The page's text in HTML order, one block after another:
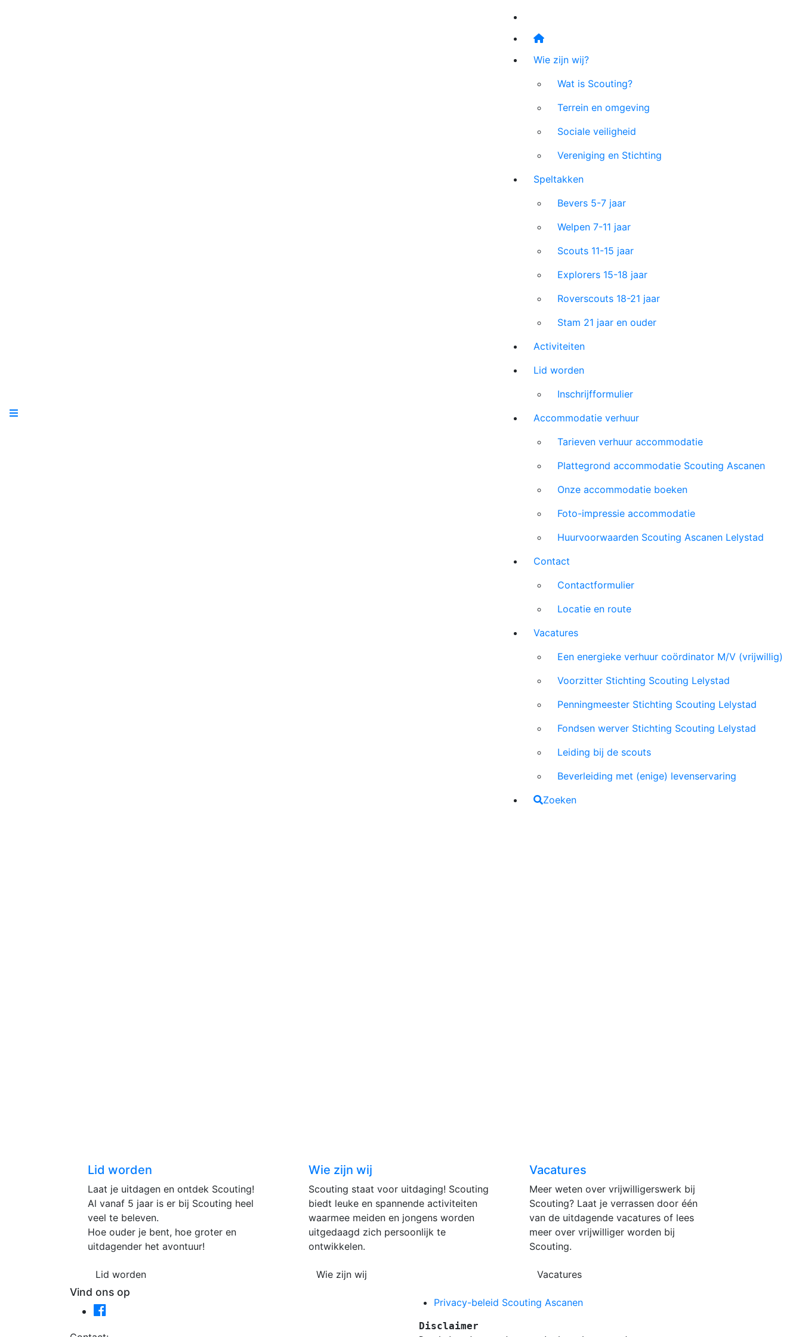
Wie zijn wij?
Wat is Scouting?
Terrein en omgeving
Sociale veiligheid
Vereniging en Stichting
Speltakken
Bevers 5-7 jaar
Welpen 7-11 jaar
Scouts 11-15 jaar
Explorers 15-18 jaar
Roverscouts 18-21 jaar
Stam 21 jaar en ouder
Activiteiten
Lid worden
Inschrijfformulier
Accommodatie verhuur
Tarieven verhuur accommodatie
Plattegrond accommodatie Scouting Ascanen
Onze accommodatie boeken
Foto-impressie accommodatie
Huurvoorwaarden Scouting Ascanen Lelystad
Contact
Contactformulier
Locatie en route
Vacatures
Een energieke verhuur coördinator M/V (vrijwillig)
Voorzitter Stichting Scouting Lelystad
Penningmeester Stichting Scouting Lelystad
Fondsen werver Stichting Scouting Lelystad
Leiding bij de scouts
Beverleiding met (enige) levenservaring
Zoeken
Lid worden
Laat je uitdagen en ontdek Scouting!
Al vanaf 5 jaar is er bij Scouting heel
veel te beleven.
Hoe ouder je bent, hoe groter en
uitdagender het avontuur!
Lid worden
Wie zijn wij
Scouting staat voor uitdaging! Scouting
biedt leuke en spannende activiteiten
waarmee meiden en jongens worden
uitgedaagd zich persoonlijk te
ontwikkelen.
Wie zijn wij
Vacatures
Meer weten over vrijwilligerswerk bij
Scouting? Laat je verrassen door één
van de uitdagende vacatures of lees
meer over vrijwilliger worden bij
Scouting.
Vacatures
Vind ons op
Privacy-beleid Scouting Ascanen
Disclaimer